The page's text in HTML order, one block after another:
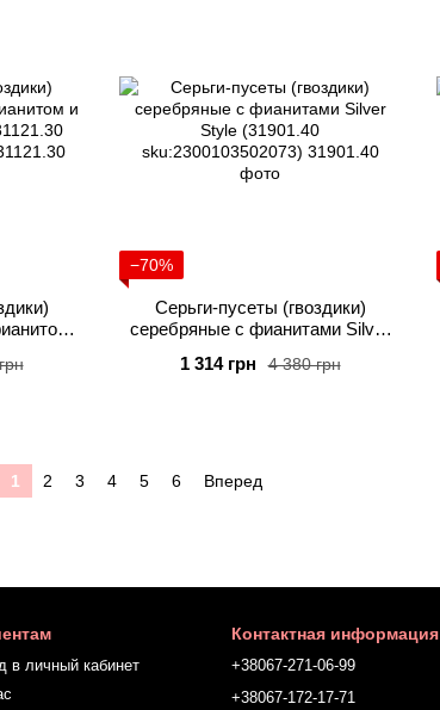
и
−70%
Серьги-пусеты (гвоздики)
серебряные с фианитами Silver
sku:2300103502073)
4 380 грн
1 314 грн
1 2 3 4 5 6 Вперед
в личный кабинет
Контактная информация
+38067-271-06-99
+38067-172-17-71